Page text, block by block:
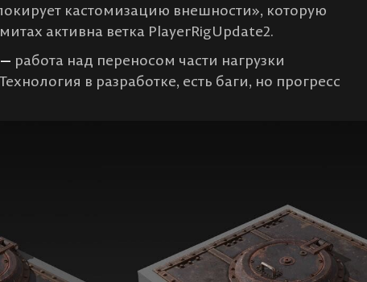
кастомизацию внешности», которую
активна ветка PlayerRigUpdate2.
работа над переносом части нагрузки
в разработке, есть баги, но прогресс